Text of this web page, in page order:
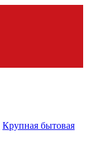
Крупная бытовая